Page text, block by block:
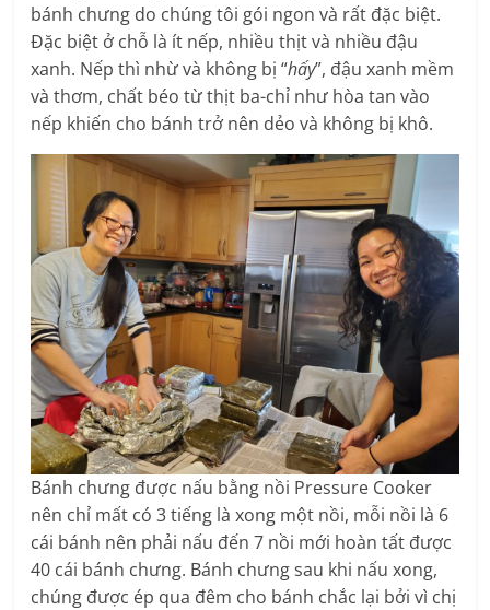
bánh chưng do chúng tôi gói ngon và rất đặc biệt.
Đặc biệt ở chỗ là ít nếp, nhiều thịt và nhiều đậu
xanh. Nếp thì nhừ và không bị “hấy”, đậu xanh mềm
và thơm, chất béo từ thịt ba-chỉ như hòa tan vào
nếp khiến cho bánh trở nên dẻo và không bị khô.
Bánh chưng được nấu bằng nồi Pressure Cooker
nên chỉ mất có 3 tiếng là xong một nồi, mỗi nồi là 6
cái bánh nên phải nấu đến 7 nồi mới hoàn tất được
40 cái bánh chưng. Bánh chưng sau khi nấu xong,
chúng được ép qua đêm cho bánh chắc lại bởi vì chị